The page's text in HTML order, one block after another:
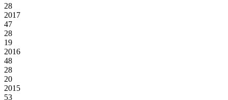
28
2017
47
28
19
2016
48
28
20
2015
53